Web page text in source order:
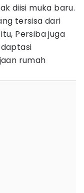
diisi muka baru.
tersisa dari
Persiba juga
rumah